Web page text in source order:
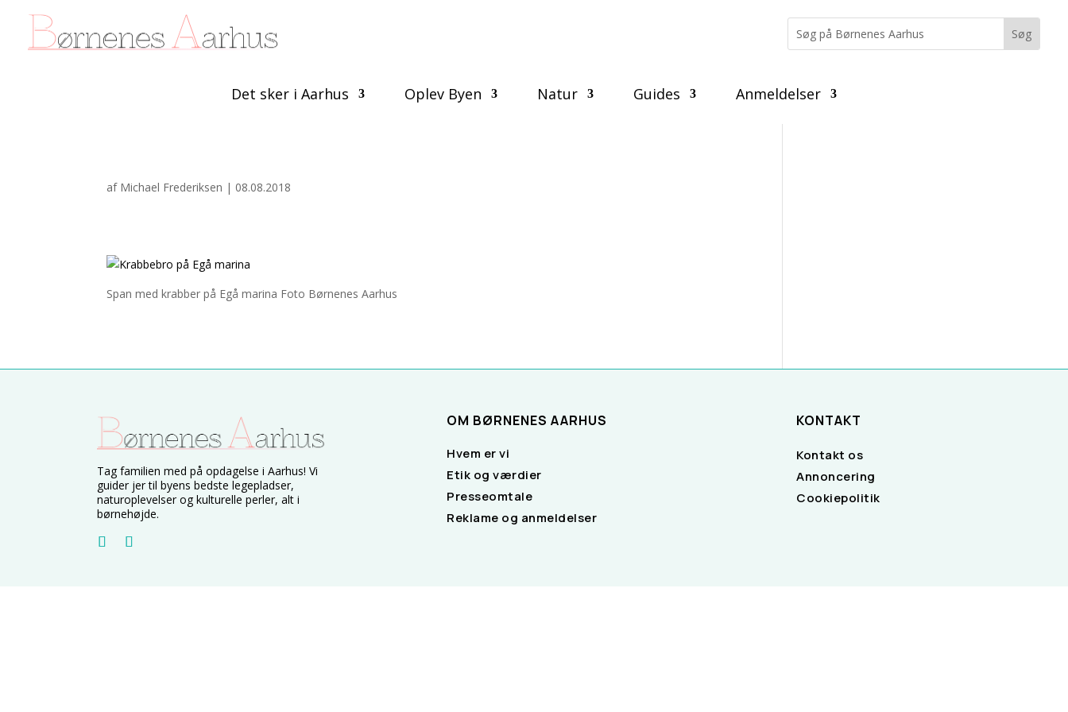
Det sker i Aarhus Oplev Byen Natur Guides Anmeldelser
af Michael Frederiksen | 08.08.2018
Span med krabber på Egå marina Foto Børnenes Aarhus
Tag familien med på opdagelse i Aarhus! Vi
guider jer til byens bedste legepladser,
naturoplevelser og kulturelle perler, alt i
børnehøjde.
OM BØRNENES AARHUS
Hvem er vi
Etik og værdier
Presseomtale
Reklame og anmeldelser
KONTAKT
Kontakt os
Annoncering
Cookiepolitik